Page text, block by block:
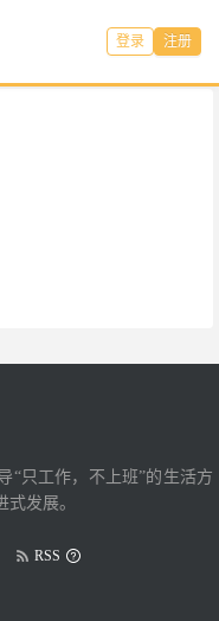
登录 注册
“只工作，不上班”的生活方
发展。
RSS